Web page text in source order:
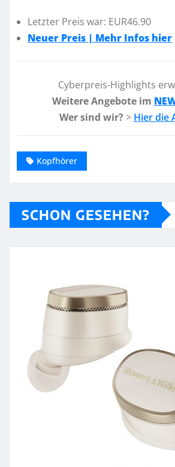
Letzter Preis war: EUR46.90
Neuer Preis | Mehr Infos hier
Cyberpreis-Highlights
Weitere Angebote im
Wer sind wir? > Hier die
Kopfhörer
SCHON GESEHEN?